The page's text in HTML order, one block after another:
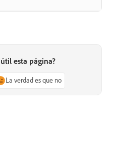
esta página?
La verdad es que no